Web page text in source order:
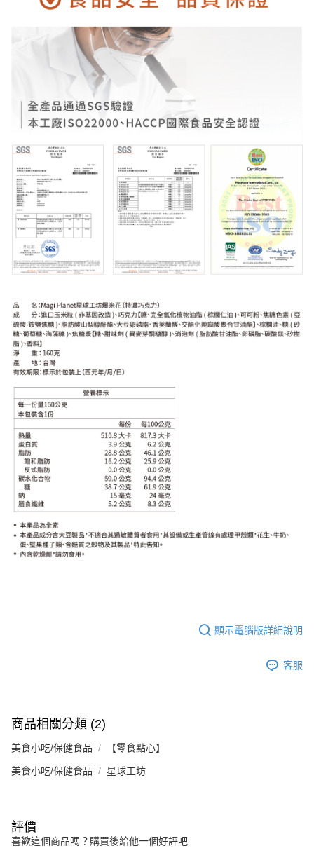
顯示電腦版詳細說明
客服
商品相關分類 (2)
美食小吃/保健食品 【零食點心】
美食小吃/保健食品 星球工坊
評價
喜歡這個商品嗎？購買後給他一個好評吧